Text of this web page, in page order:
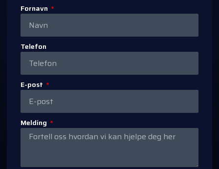
Fornavn
Telefon
E-post
Melding